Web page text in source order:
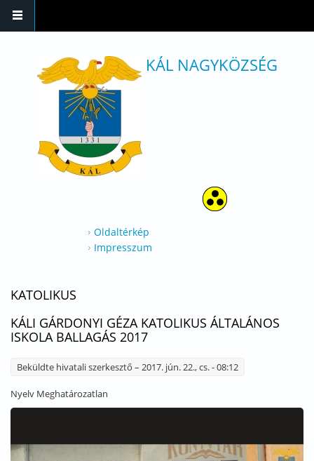
KÁL NAGYKÖZSÉG
Oldaltérkép
Impresszum
KATOLIKUS
KÁLI GÁRDONYI GÉZA KATOLIKUS ÁLTALÁNOS
ISKOLA BALLAGÁS 2017
Beküldte hivatali szerkesztő – 2017. jún. 22., cs. - 08:12
Nyelv Meghatározatlan